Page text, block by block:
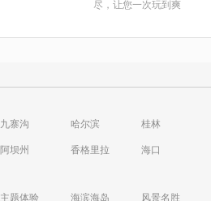
尽，让您一次玩到爽
九寨沟 哈尔滨 桂林
阿坝州 香格里拉 海口
主题体验 海滨海岛 风景名胜